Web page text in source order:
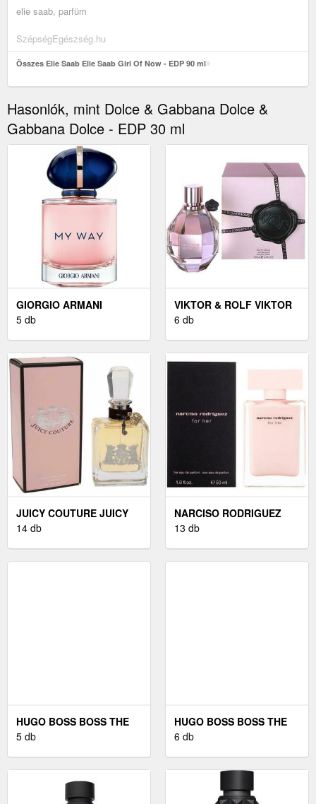
elie saab, parfüm
SzépségEgészség.hu
Összes Elie Saab Elie Saab Girl Of Now - EDP 90 ml
Hasonlók, mint Dolce & Gabbana Dolce &
Gabbana Dolce - EDP 30 ml
GIORGIO ARMANI
GIORGIO ARMANI MY
5 db
VIKTOR & ROLF VIKTOR
& ROLF FLOWERBOMB -
6 db
JUICY COUTURE JUICY
COUTURE JUICY
14 db
NARCISO RODRIGUEZ
NARCISO RODRIGUEZ
13 db
HUGO BOSS BOSS THE
SCENT EAU DE TOILETTE
5 db
HUGO BOSS BOSS THE
SCENT EAU DE PARFUM
6 db